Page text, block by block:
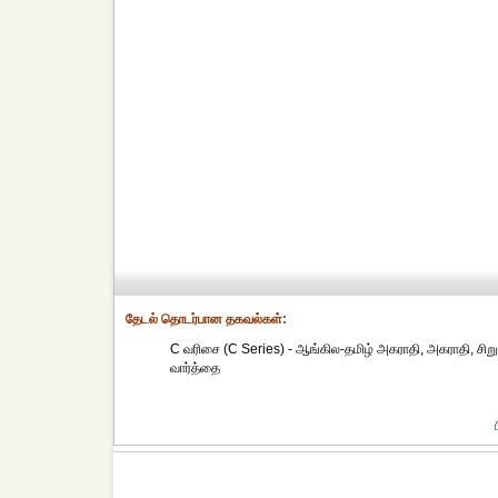
தேட‌ல் தொட‌ர்பான தகவ‌ல்க‌ள்:
C வரிசை (C Series) - ஆங்கில-தமிழ் அகராதி, அகராதி,
வார்த்தை